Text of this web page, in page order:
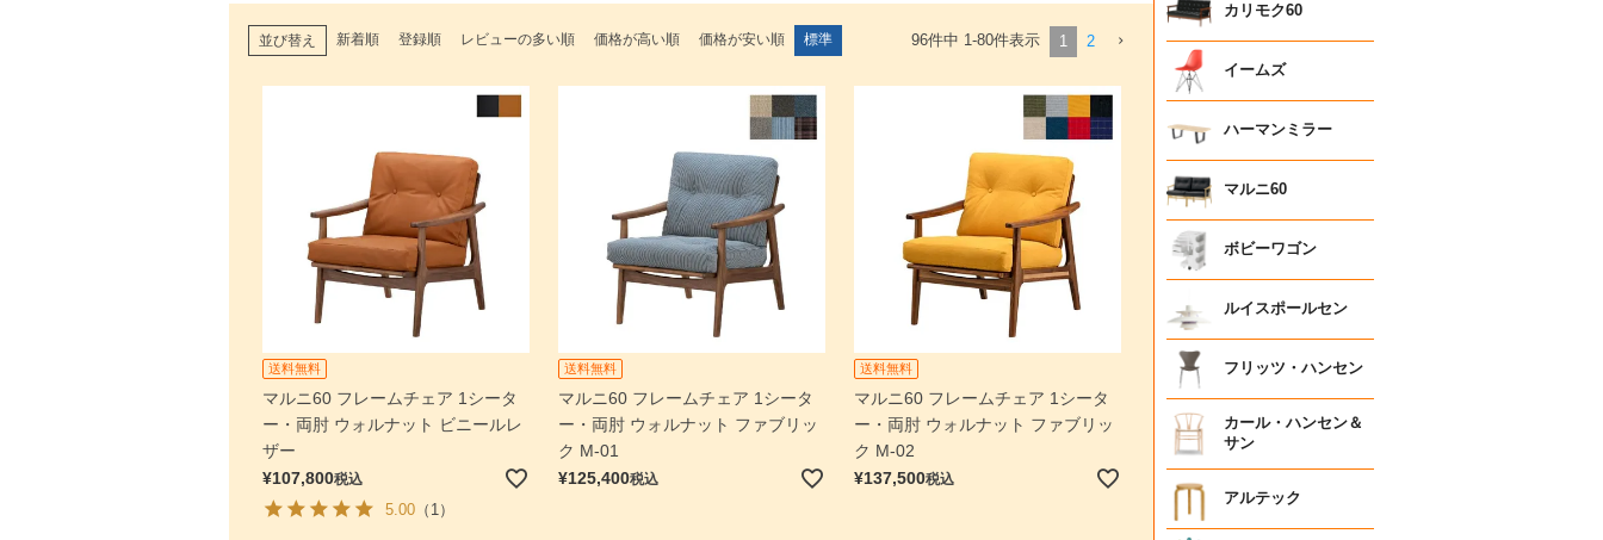
並び替え 新着順 登録順 レビューの多い順 価格が高い順 価格が安い順 標準 96件中 1-80件表示 1 2
送料無料
マルニ60 フレームチェア 1シータ
ー・両肘 ウォルナット ビニールレ
ザー
¥107,800税込
5.00（1）
送料無料
マルニ60 フレームチェア 1シータ
ー・両肘 ウォルナット ファブリッ
ク M-01
¥125,400税込
送料無料
マルニ60 フレームチェア 1シータ
ー・両肘 ウォルナット ファブリッ
ク M-02
¥137,500税込
カリモク60
イームズ
ハーマンミラー
マルニ60
ボビーワゴン
ルイスポールセン
フリッツ・ハンセン
カール・ハンセン＆
サン
アルテック